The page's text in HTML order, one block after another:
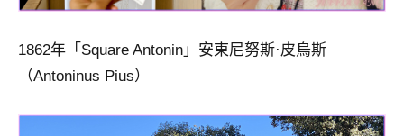
1862年「Square Antonin」安東尼努斯·皮烏斯
（Antoninus Pius）